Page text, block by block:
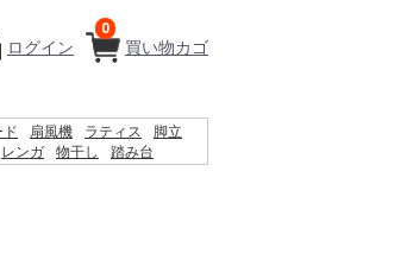
買い物カゴ
0
ログイン
ド 扇風機 ラティス
脚立
レンガ 物干し
踏み台